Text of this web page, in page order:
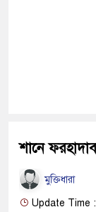
শানে
মুক্তিধারা
Update Time :